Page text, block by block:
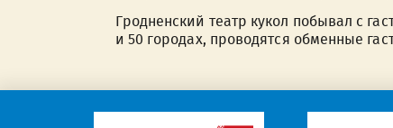
Гродненский театр кукол побывал с
и 50 городах, проводятся обменные